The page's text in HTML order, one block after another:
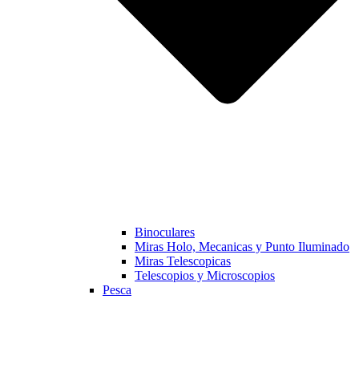
Binoculares
Miras Holo, Mecanicas y Punto Iluminado
Miras Telescopicas
Telescopios y Microscopios
Pesca